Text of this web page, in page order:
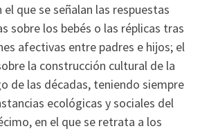
que se señalan las respuestas
sobre los bebés o las réplicas tras
afectivas entre padres e hijos; el
la construcción cultural de la
de las décadas, teniendo siempre
ecológicas y sociales del
en el que se retrata a los